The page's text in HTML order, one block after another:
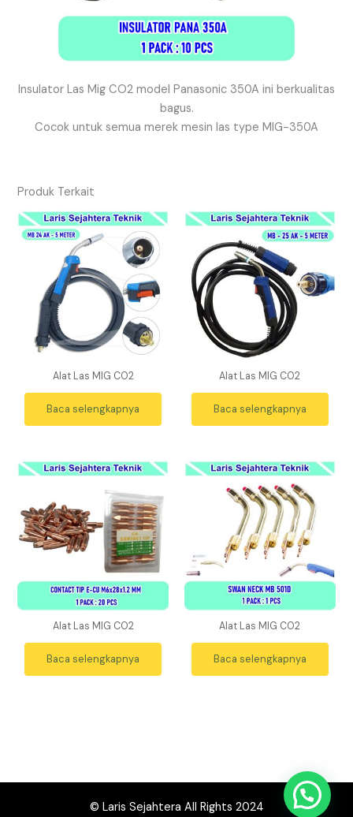
Insulator Las Mig CO2 model Panasonic 350A ini berkualitas
bagus.
Cocok untuk semua merek mesin las type MIG-350A
Produk Terkait
Alat Las MIG CO2
Baca selengkapnya
Alat Las MIG CO2
Baca selengkapnya
Alat Las MIG CO2
Baca selengkapnya
Alat Las MIG CO2
Baca selengkapnya
© Laris Sejahtera All Rights 2024